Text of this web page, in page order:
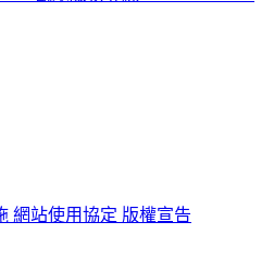
網站使用協定 版權宣告